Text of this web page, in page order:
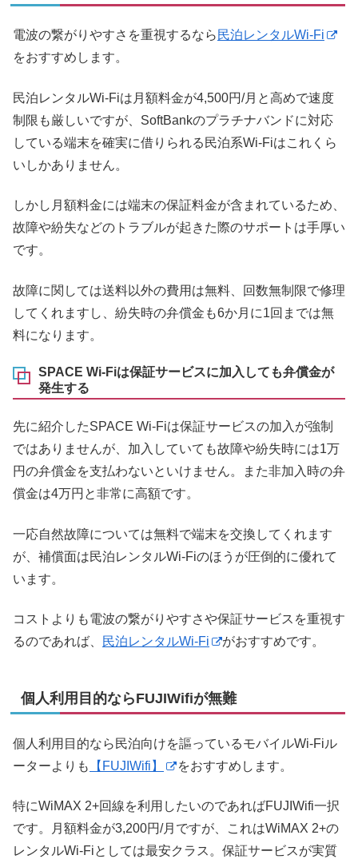
電波の繋がりやすさを重視するなら 民泊レンタルWi-Fi
をおすすめします。
民泊レンタルWi-Fiは月額料金が4,500円/月と高めで速度
制限も厳しいですが、SoftBankのプラチナバンドに対応
している端末を確実に借りられる民泊系Wi-Fiはこれくら
いしかありません。
しかし月額料金には端末の保証料金が含まれているため、
故障や紛失などのトラブルが起きた際のサポートは手厚い
です。
故障に関しては送料以外の費用は無料、回数無制限で修理
してくれますし、紛失時の弁償金も6か月に1回までは無
料になります。
SPACE Wi-Fiは保証サービスに加入しても弁償金が
発生する
先に紹介したSPACE Wi-Fiは保証サービスの加入が強制
ではありませんが、加入していても故障や紛失時には1万
円の弁償金を支払わないといけません。また非加入時の弁
償金は4万円と非常に高額です。
一応自然故障については無料で端末を交換してくれます
が、補償面は民泊レンタルWi-Fiのほうが圧倒的に優れて
います。
コストよりも電波の繋がりやすさや保証サービスを重視す
るのであれば、
民泊レンタルWi-Fi がおすすめです。
個人利用目的ならFUJIWifiが無難
個人利用目的なら民泊向けを謳っているモバイルWi-Fiル
ーターよりも
【FUJIWifi】 をおすすめします。
特にWiMAX 2+回線を利用したいのであればFUJIWifi一択
です。月額料金が3,200円/月ですが、これはWiMAX 2+の
レンタルWi-Fiとしては最安クラス。保証サービスが実質